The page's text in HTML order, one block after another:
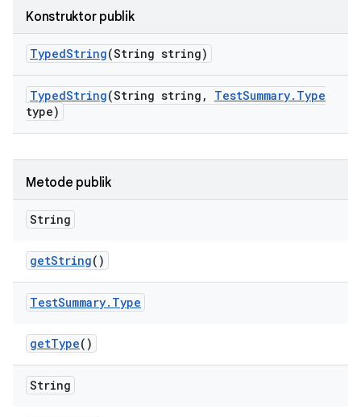
Konstruktor publik
TypedString(String string)
TypedString(String string , TestSummary. Type
type)
Metode publik
String
getString()
TestSummary. Type
getType()
String